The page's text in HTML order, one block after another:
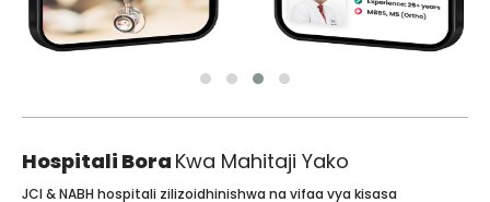
Hospitali Bora Kwa Mahitaji Yako
JCI & NABH hospitali zilizoidhinishwa na vifaa vya kisasa